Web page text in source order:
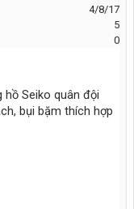
4/8/17
5
0
hồ Seiko quân đội
bụi bặm thích hợp